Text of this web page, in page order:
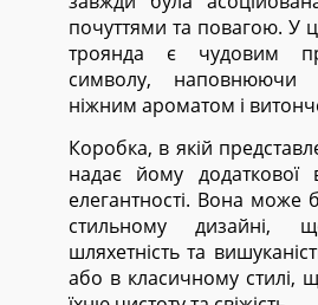
почуттями та повагою. У
троянда є чудовим
символу, наповнюючи
ніжним ароматом і
Коробка, в якій
надає йому додаткової
елегантності. Вона може
стильному дизайні,
шляхетність та
або в класичному стилі,